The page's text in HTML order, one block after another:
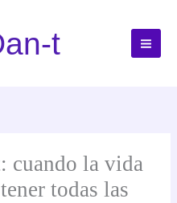
t
cuando la vida
todas las